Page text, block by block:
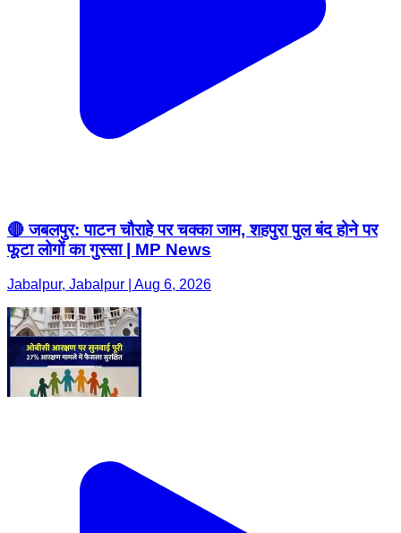
🔴 जबलपुर: पाटन चौराहे पर चक्का जाम, शहपुरा पुल बंद होने पर
फूटा लोगों का गुस्सा | MP News
Jabalpur, Jabalpur | Aug 6, 2026